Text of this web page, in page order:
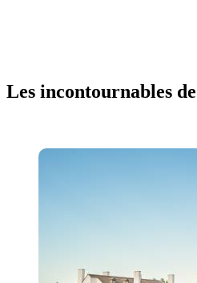
Les incontournables